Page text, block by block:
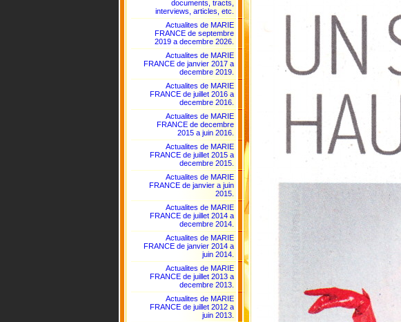
documents, tracts,
interviews, articles, etc.
Actualites de MARIE
FRANCE de septembre
2019 a decembre 2026.
Actualites de MARIE
FRANCE de janvier 2017 a
decembre 2019.
Actualites de MARIE
FRANCE de juillet 2016 a
decembre 2016.
Actualites de MARIE
FRANCE de decembre
2015 a juin 2016.
Actualites de MARIE
FRANCE de juillet 2015 a
decembre 2015.
Actualites de MARIE
FRANCE de janvier a juin
2015.
Actualites de MARIE
FRANCE de juillet 2014 a
decembre 2014.
Actualites de MARIE
FRANCE de janvier 2014 a
juin 2014.
Actualites de MARIE
FRANCE de juillet 2013 a
decembre 2013.
Actualites de MARIE
FRANCE de juillet 2012 a
juin 2013.